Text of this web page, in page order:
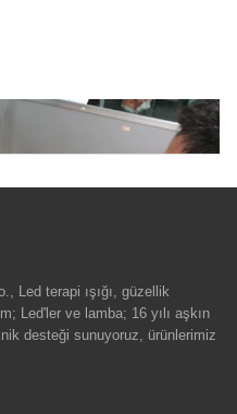
Led terapi ışığı, güzellik
Led'ler ve lamba; 16 yılı aşkın
desteği sunuyoruz, ürünlerimiz